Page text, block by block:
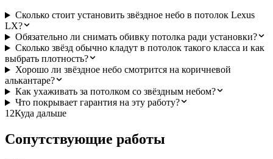
Сколько стоит установить звёздное небо в потолок Lexus
LX?
Обязательно ли снимать обивку потолка ради установки?
Сколько звёзд обычно кладут в потолок такого класса и как
выбрать плотность?
Хорошо ли звёздное небо смотрится на коричневой
алькантаре?
Как ухаживать за потолком со звёздным небом?
Что покрывает гарантия на эту работу?
12Куда дальше
Сопутствующие работы